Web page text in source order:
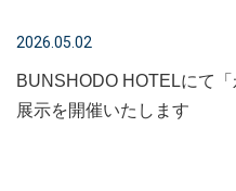
2026.05.02
BUNSHODO HOTELにて
展示を開催いたします